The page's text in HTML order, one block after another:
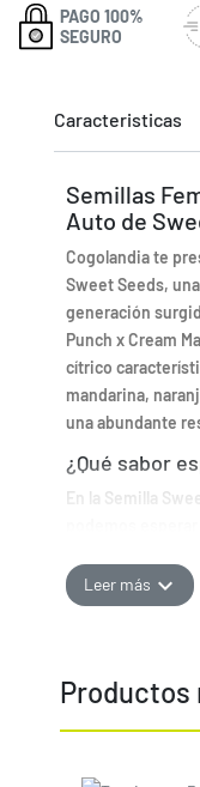
PAGO 100%
SEGURO
Caracteristicas
Semillas
Auto de
Cogolandia te
Sweet Seeds,
generación
Punch x Cream
cítrico
mandarina,
una abundante
¿Qué sabor
En la Semilla
muy presentes.
Para el cultivo en
Leer más expand_more
Productos